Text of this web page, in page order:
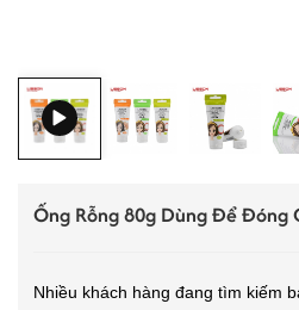
Ống Rỗng 80g Dùng Để Đóng
Nhiều khách hàng đang tìm kiếm